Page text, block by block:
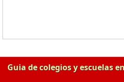
Guia de colegios y escuelas